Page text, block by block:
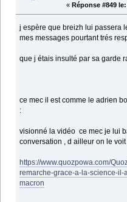
« Réponse #849 le:
j espère que breizh lui passera
mes messages pourtant trés
que j étais insulté par sa garde
ce mec il est comme le adrien
:
visionné la vidéo ce mec je lui
conversation , d ailleur on le
https://www.quozpowa.com/
remarche-grace-a-la-science-
macron